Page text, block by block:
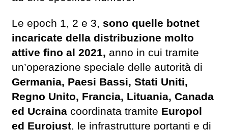
Le epoch 1, 2 e 3, sono quelle botnet
incaricate della distribuzione molto
attive fino al 2021, anno in cui tramite
un’operazione speciale delle autorità di
Germania, Paesi Bassi, Stati Uniti,
Regno Unito, Francia, Lituania, Canada
ed Ucraina coordinata tramite Europol
ed Eurojust, le infrastrutture portanti e di